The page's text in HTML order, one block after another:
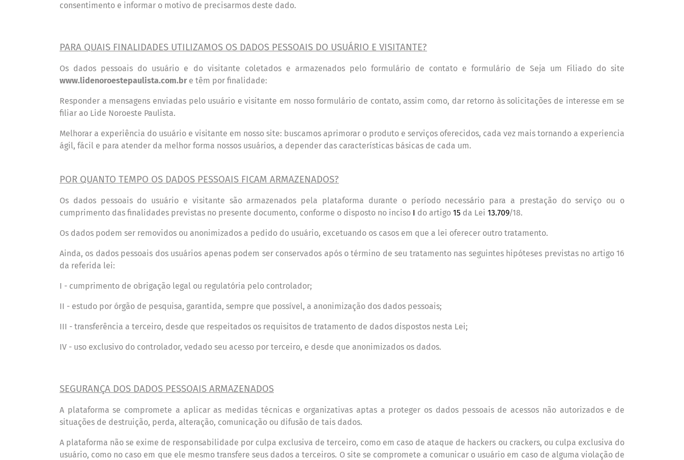
consentimento e informar o motivo de precisarmos deste dado.
PARA QUAIS FINALIDADES UTILIZAMOS OS DADOS PESSOAIS DO USUÁRIO E VISITANTE?
Os dados pessoais do usuário e do visitante coletados e armazenados pelo formulário de contato e formulário de Seja um Filiado do site
www.lidenoroestepaulista.com.bre têm por finalidade:
Responder a mensagens enviadas pelo usuário e visitante em nosso formulário de contato, assim como, dar retorno às solicitações de interesse em se
filiar ao Lide Noroeste Paulista.
Melhorar a experiência do usuário e visitante em nosso site: buscamos aprimorar o produto e serviços oferecidos, cada vez mais tornando a experiencia
ágil, fácil e para atender da melhor forma nossos usuários, a depender das características básicas de cada um.
POR QUANTO TEMPO OS DADOS PESSOAIS FICAM ARMAZENADOS?
Os dados pessoais do usuário e visitante são armazenados pela plataforma durante o período necessário para a prestação do serviço ou o
cumprimento das finalidades previstas no presente documento, conforme o disposto no inciso I do artigo 15 da Lei 13.709/18.
Os dados podem ser removidos ou anonimizados a pedido do usuário, excetuando os casos em que a lei oferecer outro tratamento.
Ainda, os dados pessoais dos usuários apenas podem ser conservados após o término de seu tratamento nas seguintes hipóteses previstas no artigo 16
da referida lei:
I - cumprimento de obrigação legal ou regulatória pelo controlador;
II - estudo por órgão de pesquisa, garantida, sempre que possível, a anonimização dos dados pessoais;
III - transferência a terceiro, desde que respeitados os requisitos de tratamento de dados dispostos nesta Lei;
IV - uso exclusivo do controlador, vedado seu acesso por terceiro, e desde que anonimizados os dados.
SEGURANÇA DOS DADOS PESSOAIS ARMAZENADOS
A plataforma se compromete a aplicar as medidas técnicas e organizativas aptas a proteger os dados pessoais de acessos não autorizados e de
situações de destruição, perda, alteração, comunicação ou difusão de tais dados.
A plataforma não se exime de responsabilidade por culpa exclusiva de terceiro, como em caso de ataque de hackers ou crackers, ou culpa exclusiva do
usuário, como no caso em que ele mesmo transfere seus dados a terceiros. O site se compromete a comunicar o usuário em caso de alguma violação de